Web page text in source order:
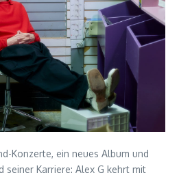
Konzerte, ein neues Album und
seiner Karriere: Alex G kehrt mit